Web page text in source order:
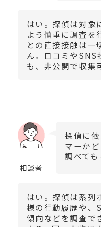
はい。探偵は対象
よう慎重に調査を
との直接接触は一
ん。口コミやSNS
も、非公開で収集
相談者
探偵に
マーか
調べても
はい。探偵は系列
様の行動履歴や、
傾向などを調査で